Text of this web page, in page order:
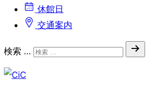
休館日
交通案内
検索 …